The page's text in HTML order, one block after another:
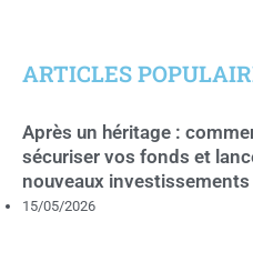
ARTICLES
Après un héritage :
sécuriser vos fonds et
nouveaux investissements
15/05/2026